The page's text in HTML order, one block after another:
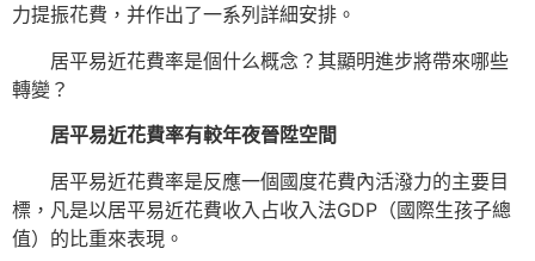
力提振花費，并作出了一系列詳細安排。
居平易近花費率是個什么概念？其顯明進步將帶來哪些
轉變？
居平易近花費率有較年夜晉陞空間
居平易近花費率是反應一個國度花費內活潑力的主要目
標，凡是以居平易近花費收入占收入法GDP（國際生孩子總
值）的比重來表現。